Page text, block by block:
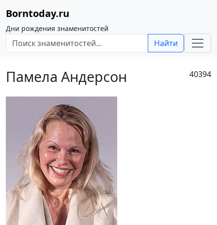
Borntoday.ru
Дни рождения знаменитостей
Найти
Памела Андерсон 40394